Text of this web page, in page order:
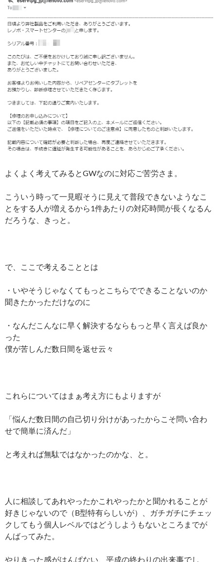
よくよく考えてみるとGWなのに対応ご苦労さま。
こういう時って一見暇そうに見えて普段できないようなこ
とをする人が増えるから1件あたりの対応時間が長くなるん
だろうな、きっと。
で、ここで考えることとは
・いやそうじゃなくてもっとこちらでできることないのか
聞きたかっただけなのに
・なんだこんなに早く解決するならもっと早く言えば良か
った
僕が苦しんだ数日間を返せ云々
これらについてはまぁ考え方にもよりますが
「悩んだ数日間の自己切り分けがあったからこそ問い合わ
せで簡単に済んだ」
と考えれば無駄ではなかったのかな、と。
人に相談してあれやったかこれやったかと聞かれることが
好きじゃないので（B型特有らしいが）、ガチガチにチェッ
クしてもう個人レベルではどうしようもないところまでが
んばってみた。
やりきった感がはんぱない、平成の終わりの出来事でし